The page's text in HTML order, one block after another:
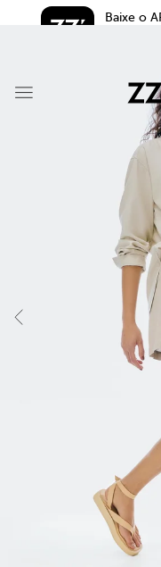
Baixe o